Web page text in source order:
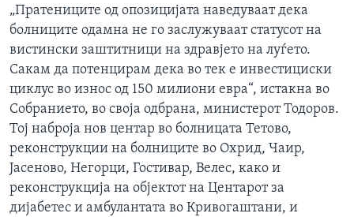
„Пратениците од опозицијата наведуваат дека
болниците одамна не го заслужуваат статусот на
вистински заштитници на здравјето на луѓето.
Сакам да потенцирам дека во тек е инвестициски
циклус во износ од 150 милиони евра“, истакна во
Собранието, во своја одбрана, министерот Тодоров.
Тој наброја нов центар во болницата Тетово,
реконструкции на болниците во Охрид, Чаир,
Јасеново, Негорци, Гостивар, Велес, како и
реконструкција на објектот на Центарот за
дијабетес и амбулантата во Кривогаштани, и